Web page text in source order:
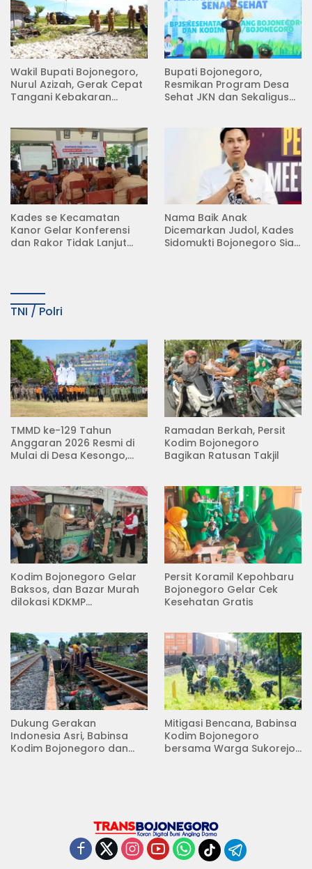
Wakil Bupati Bojonegoro,
Nurul Azizah, Gerak Cepat
Tangani Kebakaran
Bupati Bojonegoro,
Resmikan Program Desa
Sehat JKN dan Sekaligus
Kades se Kecamatan
Kanor Gelar Konferensi
dan Rakor Tidak Lanjut
Nama Baik Anak
Dicemarkan Judol, Kades
Sidomukti Bojonegoro Siap
TNI / Polri
TMMD ke-129 Tahun
Anggaran 2026 Resmi di
Mulai di Desa Kesongo,
Ramadan Berkah, Persit
Kodim Bojonegoro
Bagikan Ratusan Takjil
Kodim Bojonegoro Gelar
Baksos, dan Bazar Murah
dilokasi KDKMP
Persit Koramil Kepohbaru
Bojonegoro Gelar Cek
Kesehatan Gratis
Dukung Gerakan
Indonesia Asri, Babinsa
Kodim Bojonegoro dan
Mitigasi Bencana, Babinsa
Kodim Bojonegoro
bersama Warga Sukorejo